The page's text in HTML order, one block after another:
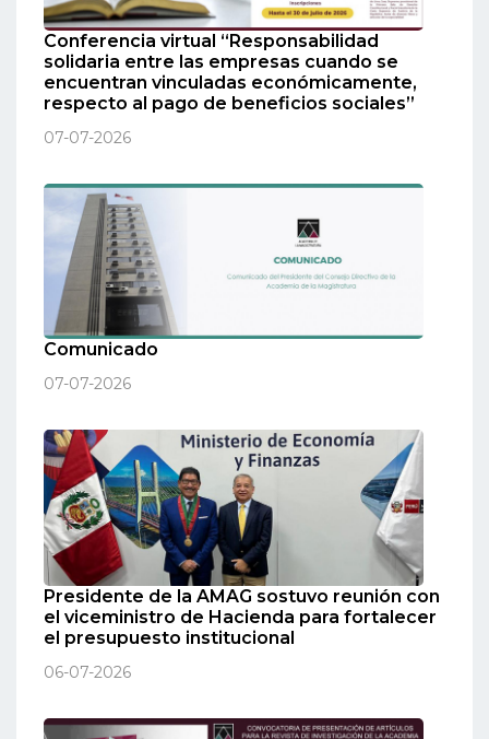
Conferencia virtual “Responsabilidad
solidaria entre las empresas cuando se
encuentran vinculadas económicamente,
respecto al pago de beneficios sociales”
07-07-2026
Comunicado
07-07-2026
Presidente de la AMAG sostuvo reunión con
el viceministro de Hacienda para fortalecer
el presupuesto institucional
06-07-2026